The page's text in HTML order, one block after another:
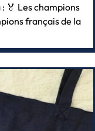
🏅 Les champions
français de la